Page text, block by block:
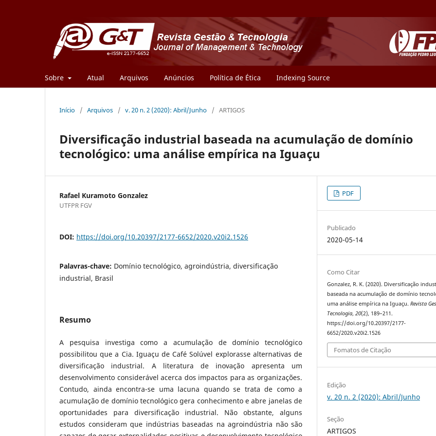
Sobre Atual Arquivos Anúncios Política de Ética Indexing Source
Início / Arquivos / v. 20 n. 2 (2020): Abril/Junho / ARTIGOS
Diversificação industrial baseada na acumulação de domínio
tecnológico: uma análise empírica na Iguaçu
Rafael Kuramoto Gonzalez
UTFPR FGV
DOI: https://doi.org/10.20397/2177-6652/2020.v20i2.1526
Palavras-chave: Domínio tecnológico, agroindústria, diversificação
industrial, Brasil
Resumo
A pesquisa investiga como a acumulação de domínio tecnológico
possibilitou que a Cia. Iguaçu de Café Solúvel explorasse alternativas de
diversificação industrial. A literatura de inovação apresenta um
desenvolvimento considerável acerca dos impactos para as organizações.
Contudo, ainda encontra-se uma lacuna quando se trata de como a
acumulação de domínio tecnológico gera conhecimento e abre janelas de
oportunidades para diversificação industrial. Não obstante, alguns
estudos consideram que indústrias baseadas na agroindústria não são
PDF
Publicado
2020-05-14
Como Citar
Gonzalez, R. K. (2020). Diversificação
baseada na acumulação de domínio
uma análise empírica na Iguaçu.Revista
Tecnologia,20(2), 189–211.
https://doi.org/10.20397/2177-
6652/2020.v20i2.1526
Fomatos de Citação
Edição
v. 20 n. 2 (2020): Abril/Junho
Seção
ARTIGOS